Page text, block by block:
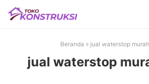
Beranda » jual waterstop
jual waterstop